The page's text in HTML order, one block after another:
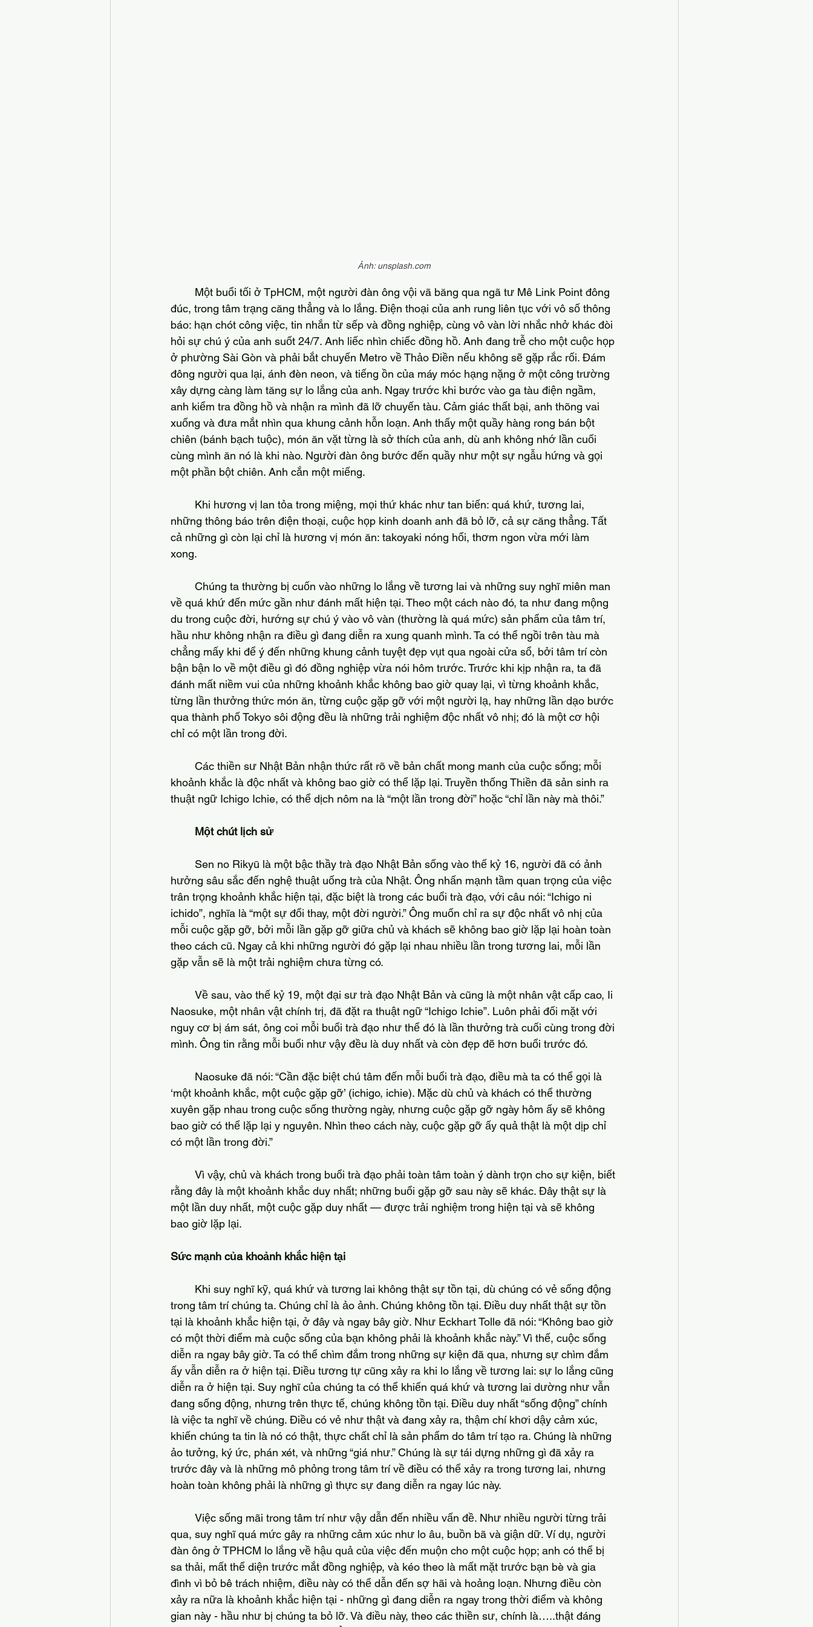
Ảnh: unsplash.com
đúc, trong tâm trạng căng thẳng và lo lắng. Điện thoại của anh rung liên tục với vô số thông
báo: hạn chót công việc, tin nhắn từ sếp và đồng nghiệp, cùng vô vàn lời nhắc nhở khác đòi
hỏi sự chú ý của anh suốt 24/7. Anh liếc nhìn chiếc đồng hồ. Anh đang trễ cho một cuộc họp
ở phường Sài Gòn và phải bắt chuyến Metro về Thảo Điền nếu không sẽ gặp rắc rối. Đám
đông người qua lại, ánh đèn neon, và tiếng ồn của máy móc hạng nặng ở một công trường
xây dựng càng làm tăng sự lo lắng của anh. Ngay trước khi bước vào ga tàu điện ngầm,
anh kiểm tra đồng hồ và nhận ra mình đã lỡ chuyến tàu. Cảm giác thất bại, anh thõng vai
xuống và đưa mắt nhìn qua khung cảnh hỗn loạn. Anh thấy một quầy hàng rong bán bột
chiên (bánh bạch tuộc), món ăn vặt từng là sở thích của anh, dù anh không nhớ lần cuối
cùng mình ăn nó là khi nào. Người đàn ông bước đến quầy như một sự ngẫu hứng và gọi
một phần bột chiên. Anh cắn một miếng.
những thông báo trên điện thoại, cuộc họp kinh doanh anh đã bỏ lỡ, cả sự căng thẳng. Tất
cả những gì còn lại chỉ là hương vị món ăn: takoyaki nóng hổi, thơm ngon vừa mới làm
xong.
về quá khứ đến mức gần như đánh mất hiện tại. Theo một cách nào đó, ta như đang mộng
du trong cuộc đời, hướng sự chú ý vào vô vàn (thường là quá mức) sản phẩm của tâm trí,
hầu như không nhận ra điều gì đang diễn ra xung quanh mình. Ta có thể ngồi trên tàu mà
chẳng mấy khi để ý đến những khung cảnh tuyệt đẹp vụt qua ngoài cửa sổ, bởi tâm trí còn
bận bận lo về một điều gì đó đồng nghiệp vừa nói hôm trước. Trước khi kịp nhận ra, ta đã
đánh mất niềm vui của những khoảnh khắc không bao giờ quay lại, vì từng khoảnh khắc,
từng lần thưởng thức món ăn, từng cuộc gặp gỡ với một người lạ, hay những lần dạo bước
qua thành phố Tokyo sôi động đều là những trải nghiệm độc nhất vô nhị; đó là một cơ hội
chỉ có một lần trong đời.
khoảnh khắc là độc nhất và không bao giờ có thể lặp lại. Truyền thống Thiền đã sản sinh ra
thuật ngữ Ichigo Ichie, có thể dịch nôm na là “một lần trong đời” hoặc “chỉ lần này mà thôi.”
Một chút lịch sử
hưởng sâu sắc đến nghệ thuật uống trà của Nhật. Ông nhấn mạnh tầm quan trọng của việc
trân trọng khoảnh khắc hiện tại, đặc biệt là trong các buổi trà đạo, với câu nói: “Ichigo ni
ichido”, nghĩa là “một sự đổi thay, một đời người.” Ông muốn chỉ ra sự độc nhất vô nhị của
mỗi cuộc gặp gỡ, bởi mỗi lần gặp gỡ giữa chủ và khách sẽ không bao giờ lặp lại hoàn toàn
theo cách cũ. Ngay cả khi những người đó gặp lại nhau nhiều lần trong tương lai, mỗi lần
gặp vẫn sẽ là một trải nghiệm chưa từng có.
Naosuke, một nhân vật chính trị, đã đặt ra thuật ngữ “Ichigo Ichie”. Luôn phải đối mặt với
nguy cơ bị ám sát, ông coi mỗi buổi trà đạo như thể đó là lần thưởng trà cuối cùng trong đời
mình. Ông tin rằng mỗi buổi như vậy đều là duy nhất và còn đẹp đẽ hơn buổi trước đó.
‘một khoảnh khắc, một cuộc gặp gỡ’ (ichigo, ichie). Mặc dù chủ và khách có thể thường
xuyên gặp nhau trong cuộc sống thường ngày, nhưng cuộc gặp gỡ ngày hôm ấy sẽ không
bao giờ có thể lặp lại y nguyên. Nhìn theo cách này, cuộc gặp gỡ ấy quả thật là một dịp chỉ
có một lần trong đời.”
rằng đây là một khoảnh khắc duy nhất; những buổi gặp gỡ sau này sẽ khác. Đây thật sự là
một lần duy nhất, một cuộc gặp duy nhất — được trải nghiệm trong hiện tại và sẽ không
bao giờ lặp lại.
Sức mạnh của khoảnh khắc hiện tại
trong tâm trí chúng ta. Chúng chỉ là ảo ảnh. Chúng không tồn tại. Điều duy nhất thật sự tồn
tại là khoảnh khắc hiện tại, ở đây và ngay bây giờ. Như Eckhart Tolle đã nói: “Không bao giờ
có một thời điểm mà cuộc sống của bạn không phải là khoảnh khắc này.” Vì thế, cuộc sống
diễn ra ngay bây giờ. Ta có thể chìm đắm trong những sự kiện đã qua, nhưng sự chìm đắm
ấy vẫn diễn ra ở hiện tại. Điều tương tự cũng xảy ra khi lo lắng về tương lai: sự lo lắng cũng
diễn ra ở hiện tại. Suy nghĩ của chúng ta có thể khiến quá khứ và tương lai dường như vẫn
đang sống động, nhưng trên thực tế, chúng không tồn tại. Điều duy nhất “sống động” chính
là việc ta nghĩ về chúng. Điều có vẻ như thật và đang xảy ra, thậm chí khơi dậy cảm xúc,
khiến chúng ta tin là nó có thật, thực chất chỉ là sản phẩm do tâm trí tạo ra. Chúng là những
ảo tưởng, ký ức, phán xét, và những “giá như.” Chúng là sự tái dựng những gì đã xảy ra
trước đây và là những mô phỏng trong tâm trí về điều có thể xảy ra trong tương lai, nhưng
hoàn toàn không phải là những gì thực sự đang diễn ra ngay lúc này.
qua, suy nghĩ quá mức gây ra những cảm xúc như lo âu, buồn bã và giận dữ. Ví dụ, người
đàn ông ở TPHCM lo lắng về hậu quả của việc đến muộn cho một cuộc họp; anh có thể bị
sa thải, mất thể diện trước mắt đồng nghiệp, và kéo theo là mất mặt trước bạn bè và gia
đình vì bỏ bê trách nhiệm, điều này có thể dẫn đến sợ hãi và hoảng loạn. Nhưng điều còn
xảy ra nữa là khoảnh khắc hiện tại - những gì đang diễn ra ngay trong thời điểm và không
gian này - hầu như bị chúng ta bỏ lỡ. Và điều này, theo các thiền sư, chính là…..thật đáng